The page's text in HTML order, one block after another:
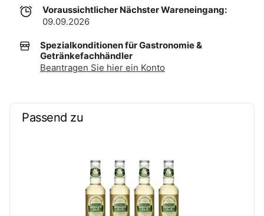
Voraussichtlicher Nächster Wareneingang:
09.09.2026
Spezialkonditionen für Gastronomie &
Getränkefachhändler
Beantragen Sie hier ein Konto
Passend zu